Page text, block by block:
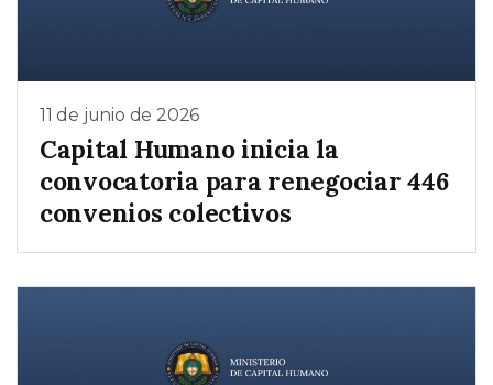
11 de junio de 2026
Capital Humano inicia la
convocatoria para renegociar 446
convenios colectivos